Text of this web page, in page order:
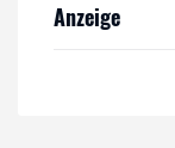
Anzeige